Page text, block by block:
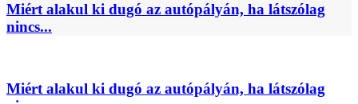
Miért alakul ki dugó az autópályán, ha látszólag
nincs...
Miért alakul ki dugó az autópályán, ha látszólag